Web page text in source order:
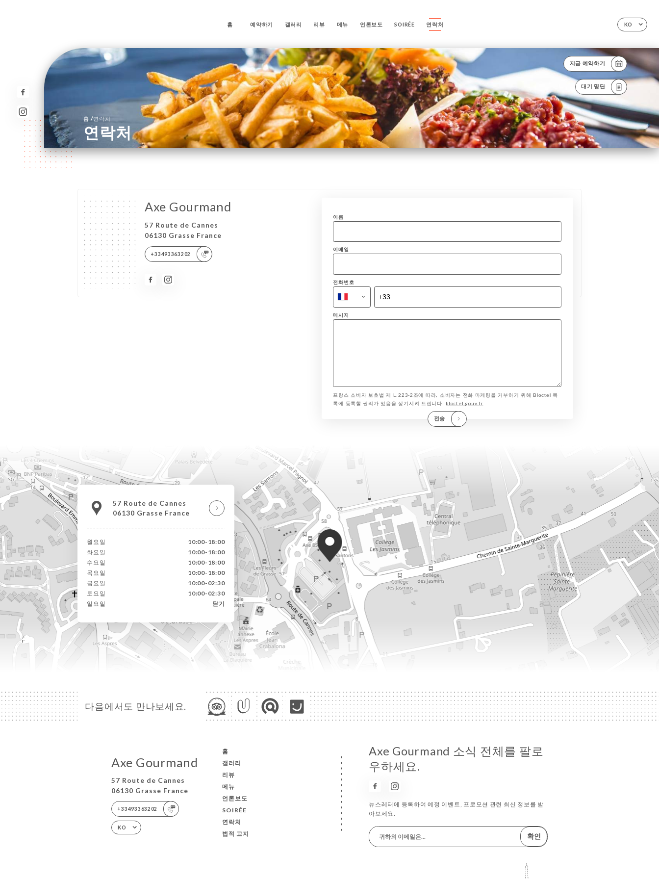
KO
홈 예약하기 갤러리 리뷰 메뉴 언론보도 SOIRÉE 연락처
지금 예약하기
대기 명단
홈 /연락처
연락처
Axe Gourmand
57 Route de Cannes
06130 Grasse France
+33493363202
이름
이메일
전화번호
메시지
프랑스 소비자 보호법 제 L.223-2조에 따라, 소비자는 전화 마케팅을 거부하기 위해 Bloctel 목
록에 등록할 권리가 있음을 상기시켜 드립니다: bloctel.gouv.fr
전송
57 Route de Cannes
06130 Grasse France
월요일
10:00-18:00
화요일
10:00-18:00
수요일
10:00-18:00
목요일
10:00-18:00
금요일
10:00-02:30
토요일
10:00-02:30
일요일
닫기
다음에서도 만나보세요.
Axe Gourmand
57 Route de Cannes
06130 Grasse France
+33493363202
KO
홈
갤러리
리뷰
메뉴
언론보도
SOIRÉE
연락처
법적 고지
Axe Gourmand 소식 전체를 팔로
우하세요.
뉴스레터에 등록하여 예정 이벤트, 프로모션 관련 최신 정보를 받
아보세요.
확인